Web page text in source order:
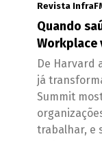
Revista
Quando
Workplace
De Harvard
já
Summit
trabalhar, e